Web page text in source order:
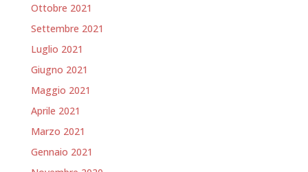
Ottobre 2021
Settembre 2021
Luglio 2021
Giugno 2021
Maggio 2021
Aprile 2021
Marzo 2021
Gennaio 2021